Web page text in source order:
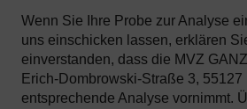
Wenn Sie Ihre Probe zur Analyse
uns einschicken lassen, erklären
einverstanden, dass die MVZ
Erich-Dombrowski-Straße 3, 55127
entsprechende Analyse vornimmt.